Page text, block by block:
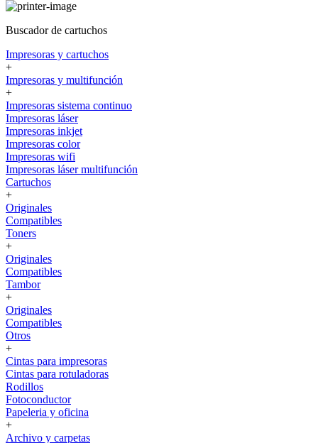
Buscador de cartuchos
Impresoras y cartuchos
+
Impresoras y multifunción
+
Impresoras sistema continuo
Impresoras láser
Impresoras inkjet
Impresoras color
Impresoras wifi
Impresoras láser multifunción
Cartuchos
+
Originales
Compatibles
Toners
+
Originales
Compatibles
Tambor
+
Originales
Compatibles
Otros
+
Cintas para impresoras
Cintas para rotuladoras
Rodillos
Fotoconductor
Papeleria y oficina
+
Archivo y carpetas